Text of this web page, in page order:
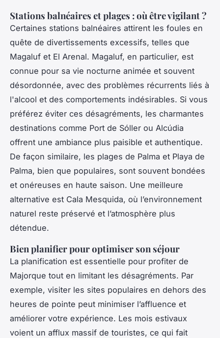
Stations balnéaires et plages : où être vigilant ?
Certaines stations balnéaires attirent les foules en
quête de divertissements excessifs, telles que
Magaluf et El Arenal. Magaluf, en particulier, est
connue pour sa vie nocturne animée et souvent
désordonnée, avec des problèmes récurrents liés à
l'alcool et des comportements indésirables. Si vous
préférez éviter ces désagréments, les charmantes
destinations comme Port de Sóller ou Alcúdia
offrent une ambiance plus paisible et authentique.
De façon similaire, les plages de Palma et Playa de
Palma, bien que populaires, sont souvent bondées
et onéreuses en haute saison. Une meilleure
alternative est Cala Mesquida, où l’environnement
naturel reste préservé et l’atmosphère plus
détendue.
Bien planifier pour optimiser son séjour
La planification est essentielle pour profiter de
Majorque tout en limitant les désagréments. Par
exemple, visiter les sites populaires en dehors des
heures de pointe peut minimiser l’affluence et
améliorer votre expérience. Les mois estivaux
voient un afflux massif de touristes, ce qui fait